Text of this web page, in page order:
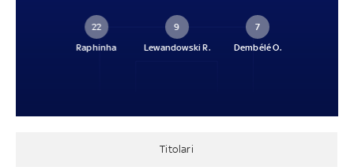
22
Raphinha
9
Lewandowski R.
7
Dembélé O.
Titolari